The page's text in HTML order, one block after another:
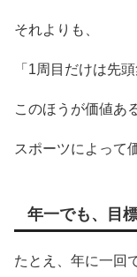
それよりも、
「1周目だけは先
このほうが価値あ
スポーツによって
年一でも、目
たとえ、年に一回